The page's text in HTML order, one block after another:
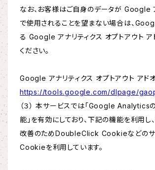
なお、お客様はご自身のデータが Google
で使用されることを望まない場合は、
る Google アナリティクス オプトアウト ア
ください。
Google アナリティクス オプトアウト アドオ
https://tools.google.com/dlpage/
（３） 本サービスでは「Google Analytics
能」を有効にしており、下記の機能を利用し
改善のためDoubleClick Cookieなどのサ
Cookieを利用しています。